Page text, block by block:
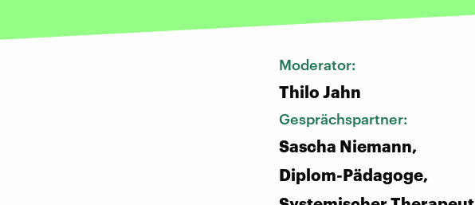
Moderator:
Thilo Jahn
Gesprächspartner:
Sascha Niemann,
Diplom-Pädagoge,